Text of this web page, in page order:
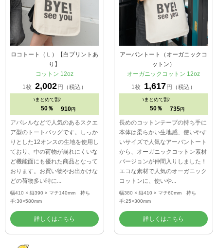
ロコトート（Ｌ）【白プリントあ
り】
コットン 12oz
1枚 2,002円（税込）
\まとめて割/
50％ 910 円
アパレルなどで人気のあるスクエ
ア型のトートバッグです。しっか
りとした12オンスの生地を使用し
ており、中の荷物が崩れにくいな
ど機能面にも優れた商品となって
おります。お買い物やお出かけな
どの荷物多い時に...
幅410 × 縦390 × マチ140mm 持ち
手:30×580mm
詳しくはこちら
アーバントート（オーガニックコ
ットン）
オーガニックコットン 12oz
1枚
1,617円（税込）
\まとめて割/
50％ 735 円
長めのコットンテープの持ち手に
本体は柔らかい生地感、使いやす
いサイズで人気なアーバントート
から、オーガニックコットン素材
バージョンが仲間入りしました！
エコな素材で人気のオーガニック
コットンに、使いや...
幅380 × 縦410 × マチ60mm 持ち
手:25×300mm
詳しくはこちら